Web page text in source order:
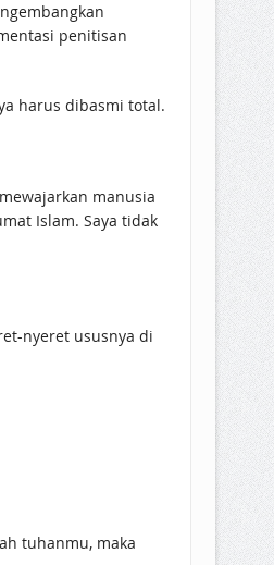
penitisan
harus dibasmi total.
manusia
Islam. Saya tidak
tuhanmu, maka